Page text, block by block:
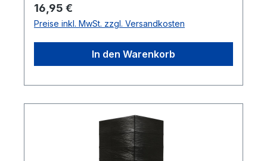
Regulärer Preis:
16,95 €
Preise inkl. MwSt. zzgl. Versandkosten
In den Warenkorb